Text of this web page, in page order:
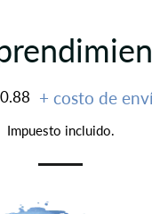
+ costo de
Impuesto incluido.